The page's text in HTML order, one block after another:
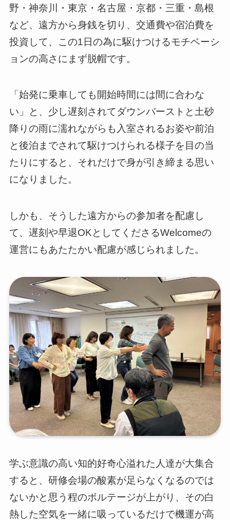
野・神奈川・東京・名古屋・京都・三重・島根
など、遠方から身銭を切り、交通費や宿泊費を
投資して、この1日の為に駆けつけるモチベーシ
ョンの高さにまず脱帽です。
「始発に乗車しても開始時間には間に合わな
い」と、少し遅刻されてダウンバーストと土砂
降りの雨に濡れながらも入室されるお姿や前泊
と後泊までされて駆けつけられる様子を目の当
たりにすると、それだけで身が引き締まる思い
になりました。
しかも、そうした遠方からの参加者を配慮し
て、遅刻や早退OKとしてくださるWelcomeの
運営にもあたたかい配慮が感じられました。
学ぶ意識の高い知的好奇心溢れた人達が大集合
すると、研修会場の酸素が足らなくなるのでは
ないかと思う程のボルテージが上がり、その白
熱した空気を一緒に吸っているだけで機運が高